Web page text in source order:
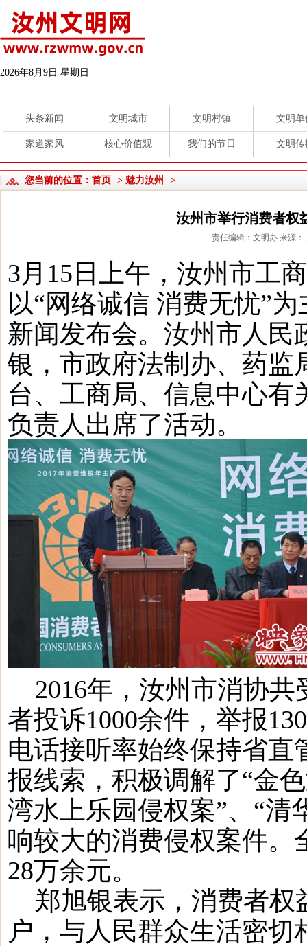
2026年8月9日 星期日
头条新闻 文明城市 文明村镇 文明单
家道家风 核心价值观 我们的节日 文明传
您当前的位置： 首页 > 魅力汝州 >
汝州市举行消费者权
责任编辑：文明办 来源：
3月15日上午，汝州市工
以“网络诚信 消费无忧”
新闻发布会。汝州市人民
银，市政府法制办、药监
台、工商局、信息中心
负责人出席了活动。
2016年，汝州市消协共
者投诉1000余件，举报
电话接听率始终保持省直
报线索，积极调解了“金
湾水上乐园侵权案”、“清
响较大的消费侵权案件。
28万余元。
郑旭银表示，消费者权
户，与人民群众生活密